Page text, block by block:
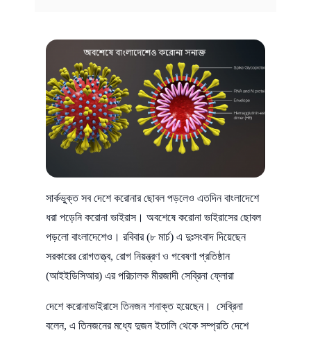
সার্কভু্ক্ত সব দেশে করোনার ছোবল পড়লেও এতদিন বাংলাদেশে
ধরা পড়েনি করোনা ভাইরাস। অবশেষে করোনা ভাইরাসের ছোবল
পড়লো বাংলাদেশেও। রবিবার (৮ মার্চ) এ দুঃসংবাদ দিয়েছেন
সরকারের রোগতত্ত্ব, রোগ নিয়ন্ত্রণ ও গবেষণা প্রতিষ্ঠান
(আইইডিসিআর) এর পরিচালক মীরজাদী সেব্রিনা ফ্লোরা
দেশে করোনাভাইরাসে তিনজন শনাক্ত হয়েছেন। সেব্রিনা
বলেন, এ তিনজনের মধ্যে দুজন ইতালি থেকে সম্প্রতি দেশে